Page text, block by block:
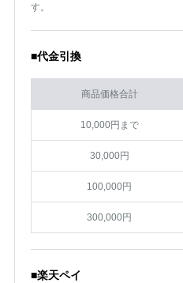
す。
■代金引換
商品価格合計
10,000円まで
30,000円
100,000円
300,000円
■楽天ペイ